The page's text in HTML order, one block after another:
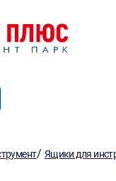
/ Ящики для